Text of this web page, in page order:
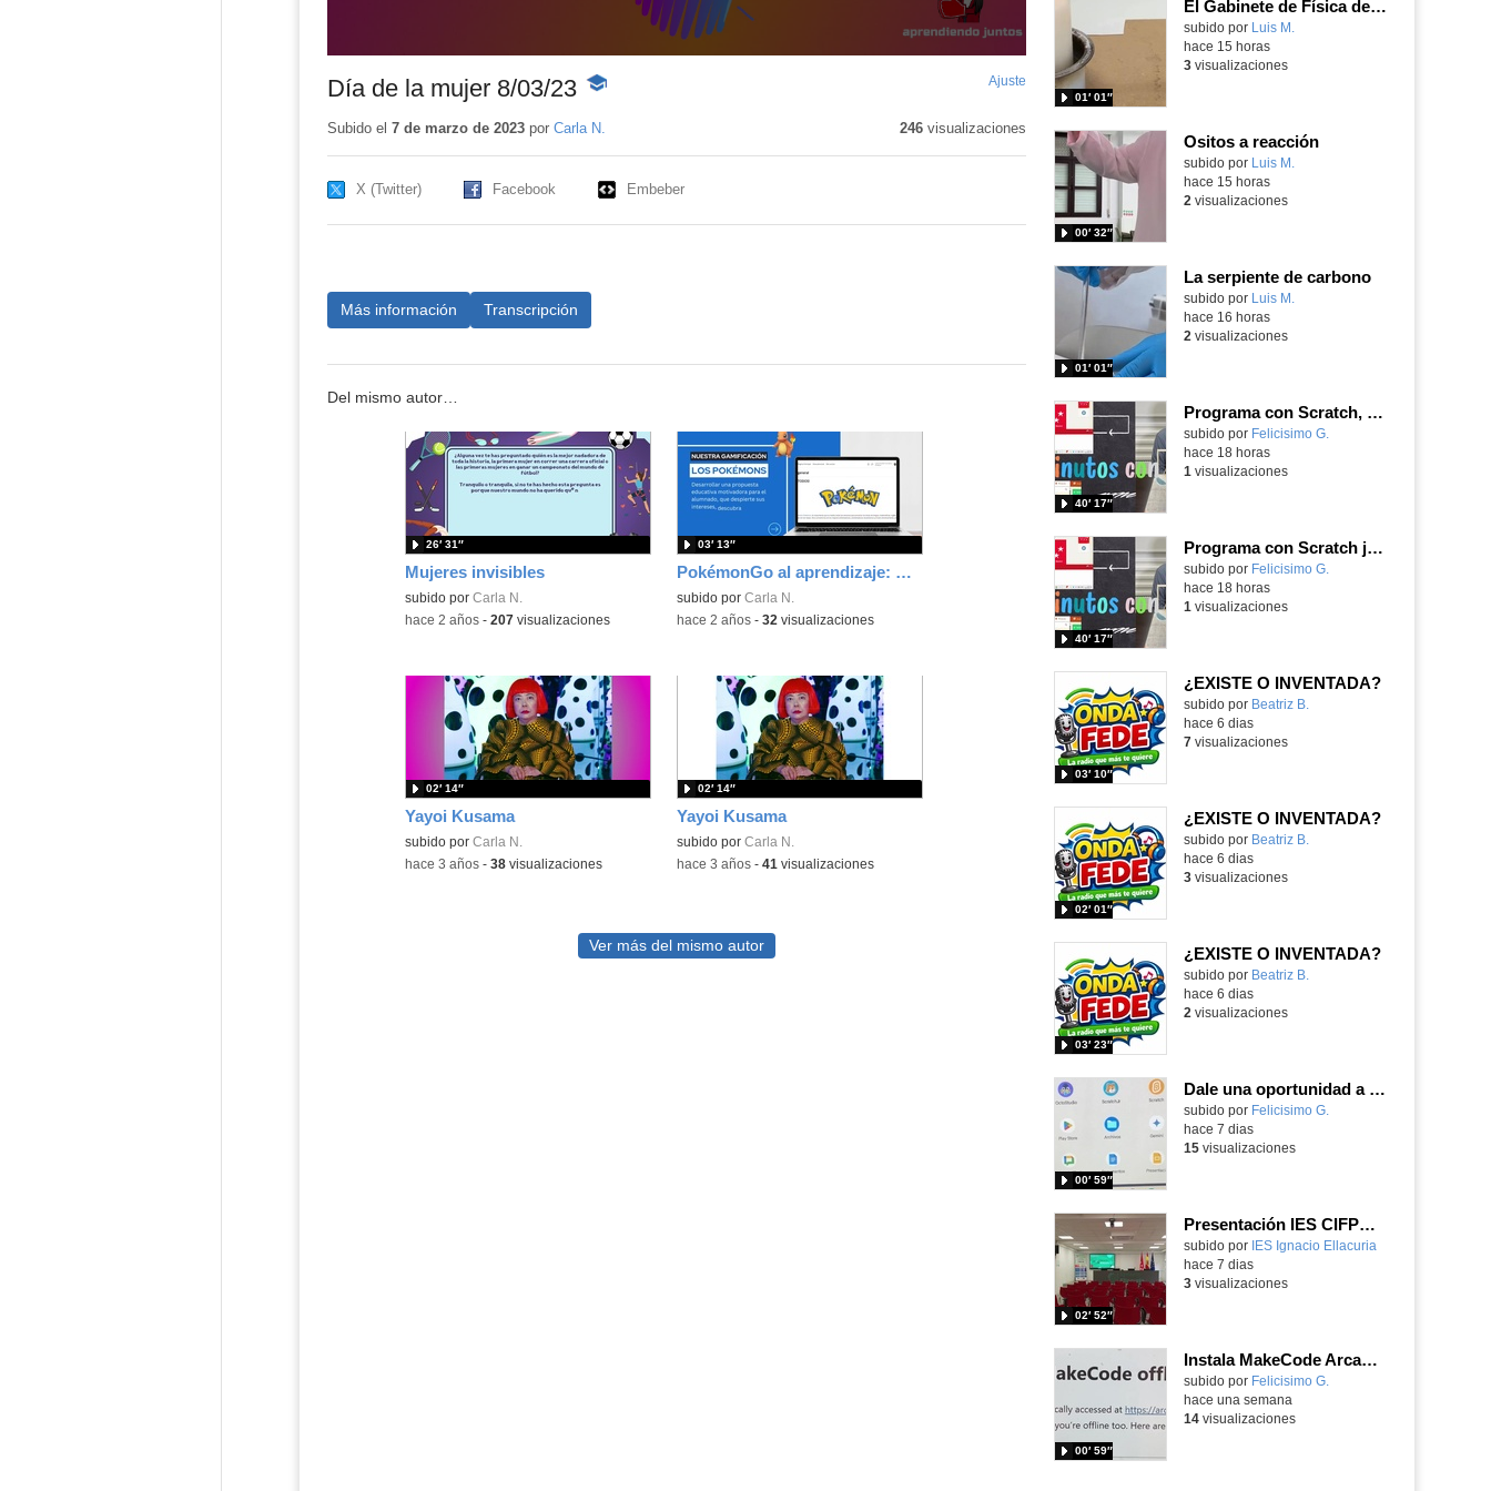
Día de la mujer 8/03/23 -
educativo
Ajuste
pantalla
Subido el 7 de marzo de 2023por Carla N. 246visualizaciones
X (Twitter) Facebook Embeber
Más información Transcripción
Del mismo autor…
Mujeres invisibles
subido por Carla N.
26′ 31″
-hace 2 años- 207 visualizaciones
PokémonGo al aprendizaje: una aventura educativa en el aula.
subido por Carla N.
03′ 13″
-hace 2 años- 32 visualizaciones
Yayoi Kusama
subido por Carla N.
02′ 14″
-hace 3 años- 38visualizaciones
Yayoi Kusama
subido por Carla N.
02′ 14″
-hace 3 años- 41 visualizaciones
Ver más del mismo autor
El Gabinete de Física del IES Enrique Tierno Galván de Parla (Curso 25-26)
Contenido educativo.
subido por Luis M.
01′ 01″
hace 15 horas
3visualizaciones
Ositos a reacción
Contenido educativo.
subido por Luis M.
00′ 32″
hace 15 horas
2 visualizaciones
La serpiente de carbono
Contenido educativo.
subido por Luis M.
01′ 01″
hace 16 horas
2 visualizaciones
Programa con Scratch, 8 diferentes juegos para vivir la emoción de los partidos de España en el mundial 2026
Contenido educativo.
subido por Felicisimo G.
40′ 17″
hace 18 horas
1 visualizaciones
Programa con Scratch juegos con los partidos del mundial 2026 ganados por España
Contenido educativo.
subido por Felicisimo G.
40′ 17″
hace 18 horas
1 visualizaciones
¿EXISTE O INVENTADA?
Contenido educativo.
subido por Beatriz B.
03′ 10″
hace 6 dias
7visualizaciones
¿EXISTE O INVENTADA?
Contenido educativo.
subido por Beatriz B.
02′ 01″
hace 6 dias
3visualizaciones
¿EXISTE O INVENTADA?
Contenido educativo.
subido por Beatriz B.
03′ 23″
hace 6 dias
2 visualizaciones
Dale una oportunidad a los Chromebooks y utiliza un proyector para realizar talleres si no tienes pantallas táctiles
Contenido educativo.
subido por Felicisimo G.
00′ 59″
hace 7 dias
15visualizaciones
Presentación IES CIFPD Ignacio Ellacuría
Contenido educativo.
subido por IES Ignacio Ellacuria
02′ 52″
hace 7 dias
3visualizaciones
Instala MakeCode Arcade para trabajar offline en tu tablet, ordenador, Chromebook
Contenido educativo.
subido por Felicisimo G.
00′ 59″
hace una semana
14visualizaciones